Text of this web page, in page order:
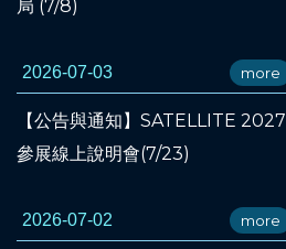
局 (7/8)
2026-07-03 more
【公告與通知】SATELLITE 2027
參展線上說明會(7/23)
2026-07-02 more